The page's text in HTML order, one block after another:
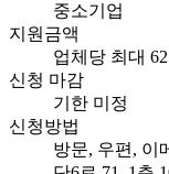
중소기업
지원금액
업체당 최대
신청 마감
기한 미정
신청방법
방문, 우편, 이